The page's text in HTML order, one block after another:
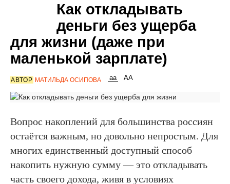
Как откладывать
деньги без ущерба
для жизни (даже при
маленькой зарплате)
АВТОР МАТИЛЬДА ОСИПОВА
Вопрос накоплений для большинства россиян
остаётся важным, но довольно непростым. Для
многих единственный доступный способ
накопить нужную сумму — это откладывать
часть своего дохода, живя в условиях